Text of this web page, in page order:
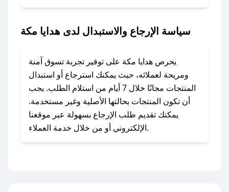
في حال عدم توفر كوبونات لمتجرك المفضل، يمكنك
أسرع وقت ممكن.
### كيف تحصل على كوبونات خصم حصرية من
هدايا مكة؟
للحصول على كوبونات وخصومات حصرية، قم بما
يلي:
- اضغط على أيقونة متابعة لمتجر هدايا مكة في
تطبيق صحصح.
سياسة الإرجاع والاستبدال لدى هدايا مكة
يحرص هدايا مكة على توفير تجربة تسوق آمنة
ومريحة لعملائه، حيث يمكنك استرجاع أو استبدال
المنتجات مجانًا خلال 7 أيام من استلام الطلب. يجب
أن تكون المنتجات بحالتها الأصلية وغير مستخدمة.
يمكنك تقديم طلب الإرجاع بسهولة عبر موقعنا
الإلكتروني أو من خلال خدمة العملاء.